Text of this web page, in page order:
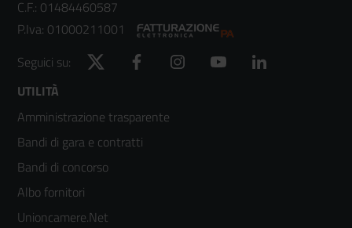
C.F.: 01484460587
P.Iva: 01000211001
Seguici su:
Twitter Facebook Instagram YouTube
Footer
menù
colonna
2
UTILITÀ
Amministrazione trasparente
Bandi di gara e contratti
Bandi di concorso
Albo fornitori
Unioncamere.Net